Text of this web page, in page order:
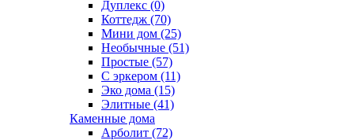
Дуплекс (0)
Коттедж (70)
Мини дом (25)
Необычные (51)
Простые (57)
С эркером (11)
Эко дома (15)
Элитные (41)
Каменные дома
Арболит (72)